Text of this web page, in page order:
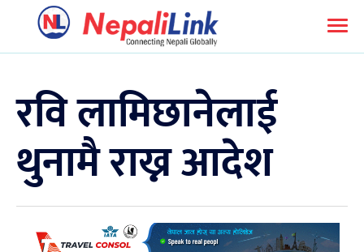
रवि लामिछानेलाई
थुनामै राख्न आदेश